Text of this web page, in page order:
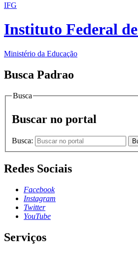
IFG
Instituto Federal
Ministério da Educação
Busca Padrao
Busca
Buscar no portal
Busca:
Redes Sociais
Facebook
Instagram
Twitter
YouTube
Serviços